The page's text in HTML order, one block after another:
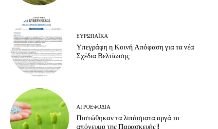
ΕΥΡΩΠΑΪΚΆ
Υπεγράφη η Κοινή Απόφαση για τα νέα
Σχέδια Βελτίωσης
ΑΓΡΟΕΦΌΔΙΑ
Πιστώθηκαν τα λιπάσματα αργά το
απόγευμα της Παρασκευής !